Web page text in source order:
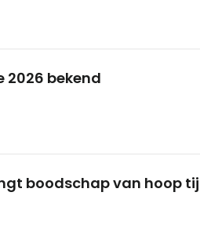
2026 bekend
boodschap van hoop